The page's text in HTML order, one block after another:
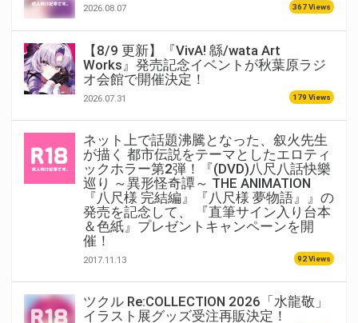
2026.08.07 367 Views
【8/9 更新】『VivA! 緜/wata Art
Works』発売記念イベントが秋葉原ラジ
オ会館で開催決定！
2026.07.31 179 Views
ネット上で話題沸騰となった、叙火先生
が描く 都市伝説をテーマとしたエロティ
ックホラー第2弾！『(DVD)八尺八話快樂
巡り ～異形怪奇譚～ THE ANIMATION
『八尺様 完結編』『八尺様 夢物語』』の
発売を記念して、 『直筆サイン入り台本
＆色紙』プレゼントキャンペーンを開
催！
2017.11.13 92 Views
ツクル Re:COLLECTION 2026「水龍敬」
イラスト展グッズ受注再販決定！